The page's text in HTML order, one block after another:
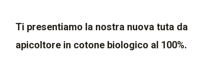
Ti presentiamo la nostra nuova tuta da
apicoltore in cotone biologico al 100%.